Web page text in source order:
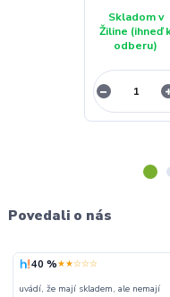
Skladom v
Žiline (ihneď
odberu)
Povedali o nás
40 %★★☆☆☆
uvádí, že mají skladem, ale nemají